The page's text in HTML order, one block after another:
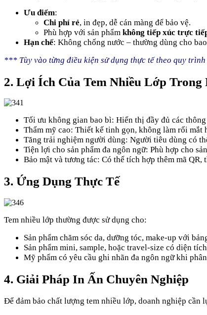
Ưu điểm:
Chi phí rẻ, in đẹp, dễ cán màng để bảo vệ.
Phù hợp với sản phẩm không tiếp xúc trực
Hạn chế: Không chống nước – thường dùng cho
*** Tùy vào từng điều kiện sử dụng thực tế theo quy
2. Lợi Ích Của Tem Nhiều Lớp Trong
Tối ưu không gian bao bì: Hiển thị đầy đủ các
Thẩm mỹ cao: Thiết kế tinh gọn, không làm rối mắt
Tăng trải nghiệm người dùng: Người tiêu dùng có
Tiện lợi cho sản phẩm đa ngôn ngữ: Phù hợp cho
Bảo mật và tương tác: Có thể tích hợp thêm mã
3. Ứng Dụng Thực Tế
Tem nhiều lớp thường được sử dụng cho:
Sản phẩm chăm sóc da, dưỡng tóc, make-up với
Sản phẩm mini, sample, hoặc travel-size có diện
Mỹ phẩm có yêu cầu ghi nhãn đa ngôn ngữ khi
4. Giải Pháp In Ấn Chuyên Nghiệp
Để đảm bảo chất lượng tem nhiều lớp, doanh nghiệp cần